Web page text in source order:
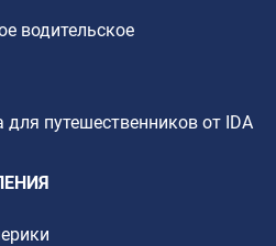
водительское
путешественников от IDA